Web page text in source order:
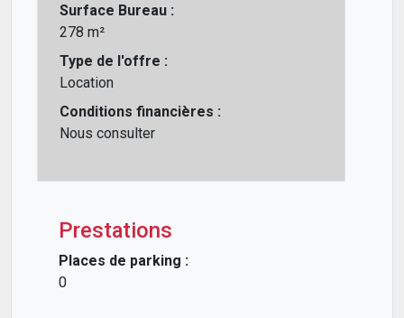
Surface Bureau :
278 m²
Type de l'offre :
Location
Conditions financières :
Nous consulter
Prestations
Places de parking :
0